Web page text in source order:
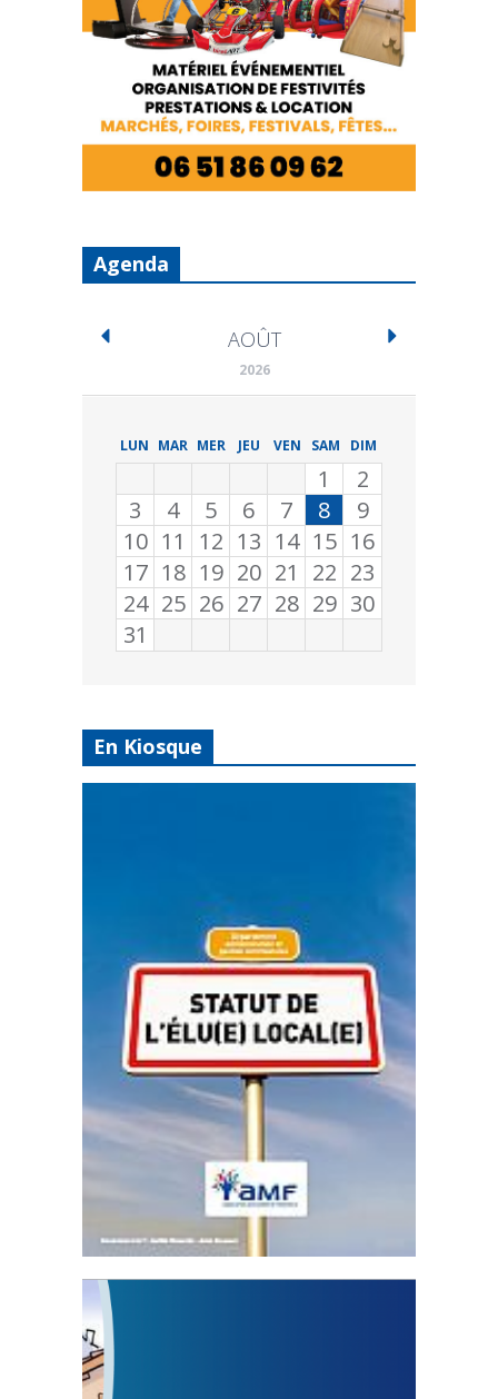
Agenda
AOÛT
2026
LUN MAR MER JEU VEN SAM DIM
1
2
3
4 5 6 7 8
9
10 11 12 13 14 15 16
17 18 19 20 21 22 23
24 25 26 27 28 29 30
31
En Kiosque
Statut de l’élu local
3 avril 2024
Mise à jour avril 2024
FEUILLETER